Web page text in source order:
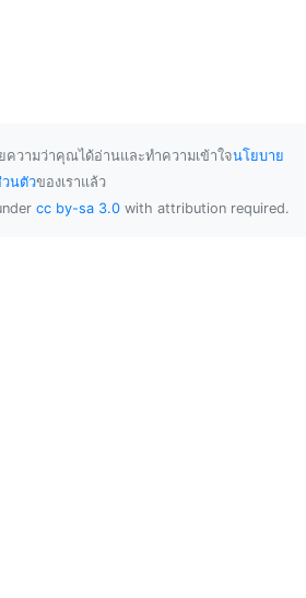
ความว่าคุณได้อ่านและทำความเข้าใจนโยบาย
นตัวของเราแล้ว
cc by-sa 3.0 with attribution required.